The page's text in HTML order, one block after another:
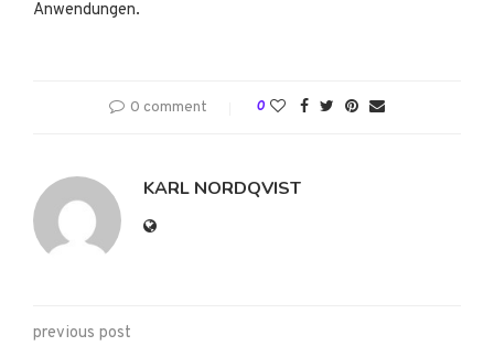
Anwendungen.
0 comment 0
KARL NORDQVIST
previous post